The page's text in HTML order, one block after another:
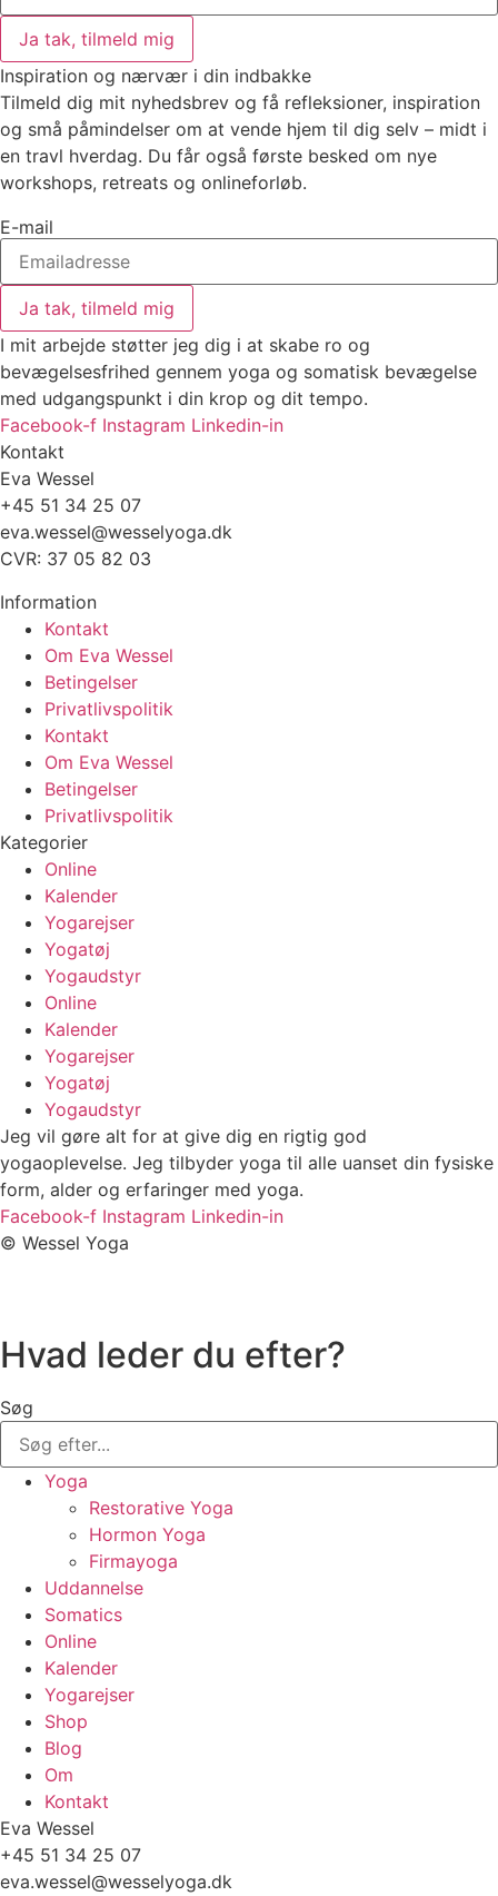
Ja tak, tilmeld mig
Inspiration og nærvær i din indbakke
Tilmeld dig mit nyhedsbrev og få refleksioner, inspiration
og små påmindelser om at vende hjem til dig selv – midt i
en travl hverdag. Du får også første besked om nye
workshops, retreats og onlineforløb.
E-mail
Ja tak, tilmeld mig
I mit arbejde støtter jeg dig i at skabe ro og
bevægelsesfrihed gennem yoga og somatisk bevægelse
med udgangspunkt i din krop og dit tempo.
Facebook-f Instagram Linkedin-in
Kontakt
Eva Wessel
+45 51 34 25 07
eva.wessel@wesselyoga.dk
CVR: 37 05 82 03
Information
Kontakt
Om Eva Wessel
Betingelser
Privatlivspolitik
Kontakt
Om Eva Wessel
Betingelser
Privatlivspolitik
Kategorier
Online
Kalender
Yogarejser
Yogatøj
Yogaudstyr
Online
Kalender
Yogarejser
Yogatøj
Yogaudstyr
Jeg vil gøre alt for at give dig en rigtig god
yogaoplevelse. Jeg tilbyder yoga til alle uanset din fysiske
form, alder og erfaringer med yoga.
Facebook-f Instagram Linkedin-in
© Wessel Yoga
Hvad leder du efter?
Søg
Yoga
Restorative Yoga
Hormon Yoga
Firmayoga
Uddannelse
Somatics
Online
Kalender
Yogarejser
Shop
Blog
Om
Kontakt
Eva Wessel
+45 51 34 25 07
eva.wessel@wesselyoga.dk